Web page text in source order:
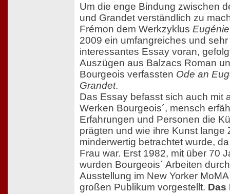
Um die enge Bindung zwischen
und Grandet verständlich zu
Frémon dem Werkzyklus
2009 ein umfangreiches und sehr
interessantes Essay voran,
Auszügen aus Balzacs Roman
Bourgeois verfassten Ode an
Grandet.
Das Essay befasst sich auch mit
Werken Bourgeois´, mensch
Erfahrungen und Personen die
prägten und wie ihre Kunst lange
minderwertig betrachtet wurde,
Frau war. Erst 1982, mit über 70
wurden Bourgeois´ Arbeiten
Ausstellung im New Yorker
großen Publikum vorgestellt. Das